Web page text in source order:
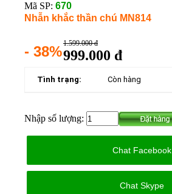
Mã SP: 670
Nhẫn khắc thần chú MN814
- 38%1.599.000 đ
999.000 đ
Tình trạng: Còn hàng
Nhập số lượng:
Chat Facebook
Chat Skype